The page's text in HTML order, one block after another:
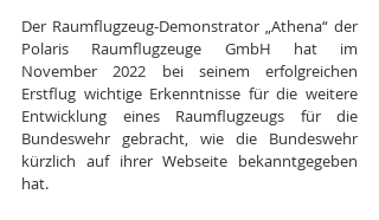
Der Raumflugzeug-Demonstrator „Athena“ der
Polaris Raumflugzeuge GmbH hat im
November 2022 bei seinem erfolgreichen
Erstflug wichtige Erkenntnisse für die weitere
Entwicklung eines Raumflugzeugs für die
Bundeswehr gebracht, wie die Bundeswehr
kürzlich auf ihrer Webseite bekanntgegeben
hat.